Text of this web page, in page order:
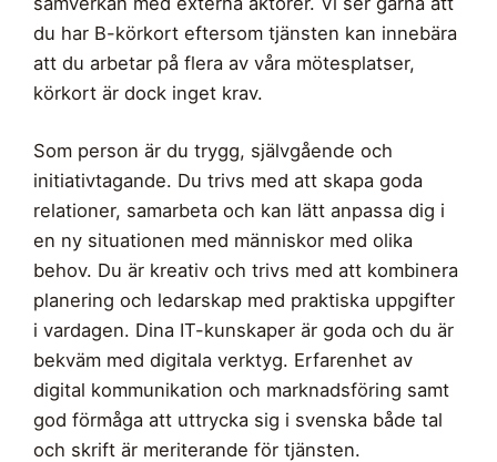
du har B-körkort eftersom tjänsten kan innebära
att du arbetar på flera av våra mötesplatser,
körkort är dock inget krav.
Som person är du trygg, självgående och
initiativtagande. Du trivs med att skapa goda
relationer, samarbeta och kan lätt anpassa dig i
en ny situationen med människor med olika
behov. Du är kreativ och trivs med att kombinera
planering och ledarskap med praktiska uppgifter
i vardagen. Dina IT-kunskaper är goda och du är
bekväm med digitala verktyg. Erfarenhet av
digital kommunikation och marknadsföring samt
god förmåga att uttrycka sig i svenska både tal
och skrift är meriterande för tjänsten.